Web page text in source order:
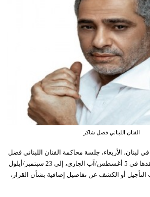
الفنان اللبناني فضل شاكر
لبنان، الأربعاء، جلسة محاكمة الفنان اللبناني فضل
شاكر، التي كانت مقرر عقدها في 5 أغسطس/آب الجاري، إلى 23 سبتمبر/أيلول
التأجيل أو الكشف عن تفاصيل إضافية بشأن القرار،